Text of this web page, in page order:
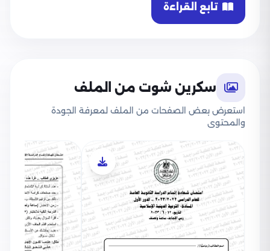
تابع القراءة
سكرين شوت من الملف
استعرض بعض الصفحات من الملف لمعرفة الجودة
والمحتوى